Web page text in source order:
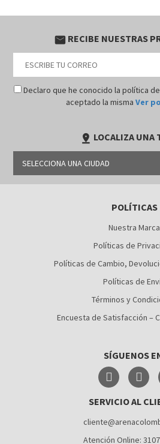
email RECIBE NUESTRAS
Declaro que he conocido la política
aceptado la misma Ver
pin_drop LOCALIZA UNA
SELECCIONA UNA CIUDAD
BARRANQUILLA
POLÍTICAS
Nuestra Marca
Políticas de
Políticas de Cambio,
Políticas de
Términos y
Encuesta de Satisfacción –
SÍGUENOS
SERVICIO AL
Atención Online: